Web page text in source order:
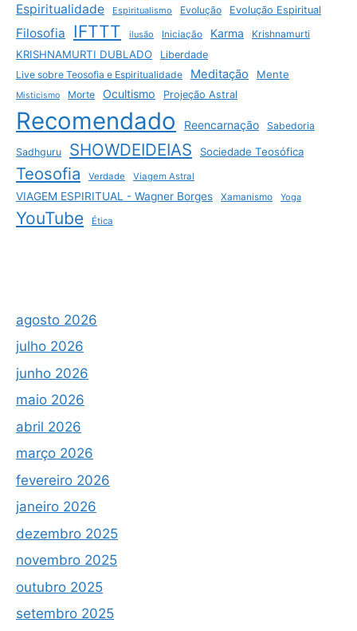
Espiritualidade Espiritualismo Evolução Evolução Espiritual
Filosofia IFTTT ilusão Iniciação Karma Krishnamurti
KRISHNAMURTI DUBLADO
Liberdade
Live sobre Teosofia e Espiritualidade
Meditação Mente
Misticismo Morte Ocultismo Projeção Astral
Recomendado Reencarnação Sabedoria
Sadhguru SHOWDEIDEIAS Sociedade Teosófica
Teosofia Verdade Viagem Astral
VIAGEM ESPIRITUAL - Wagner Borges Xamanismo Yoga
YouTube Ética
agosto 2026
julho 2026
junho 2026
maio 2026
abril 2026
março 2026
fevereiro 2026
janeiro 2026
dezembro 2025
novembro 2025
outubro 2025
setembro 2025